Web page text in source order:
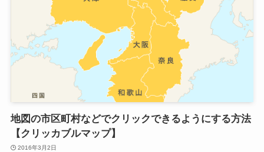
地図の市区町村などでクリックできるようにする方法
【クリッカブルマップ】
2016年3月2日